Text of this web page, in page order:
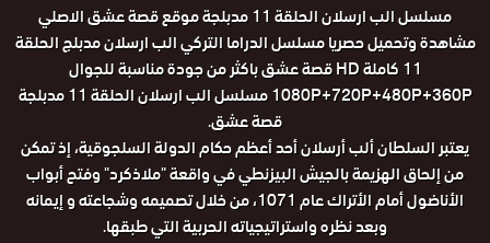
مسلسل الب ارسلان الحلقة 11 مدبلجة موقع قصة عشق الاصلي
مشاهدة وتحميل حصريا مسلسل الدراما التركي الب ارسلان مدبلج الحلقة
11 كاملة HD قصة عشق باكثر من جودة مناسبة للجوال
1080P+720P+480P+360P مسلسل الب ارسلان الحلقة 11 مدبلجة
قصة عشق.
يعتبر السلطان ألب أرسلان أحد أعظم حكام الدولة السلجوقية، إذ تمكن
من إلحاق الهزيمة بالجيش البيزنطي في واقعة "ملاذكرد" وفتح أبواب
الأناضول أمام الأتراك عام 1071، من خلال تصميمه وشجاعته و إيمانه
وبعد نظره واستراتيجياته الحربية التي طبقها.